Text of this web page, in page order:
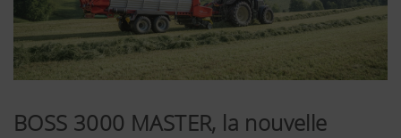
BOSS 3000 MASTER, la nouvelle